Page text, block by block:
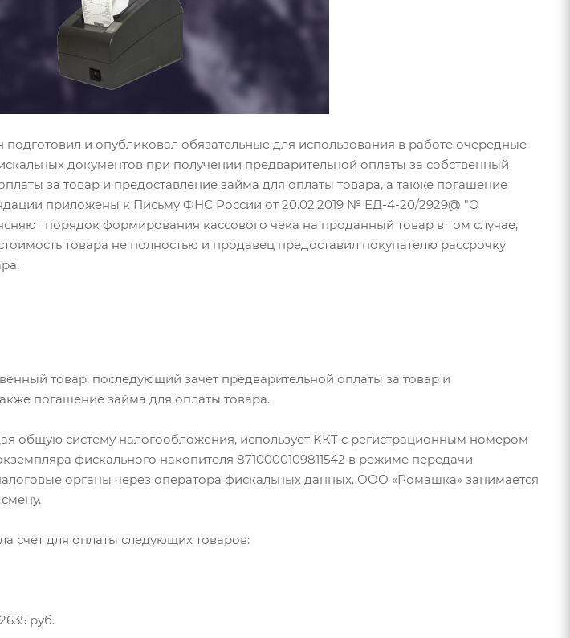
подготовил и опубликовал обязательные для использования в работе очередные
документов при получении предварительной оплаты за собственный
за товар и предоставление займа для оплаты товара, а также погашение
приложены к Письму ФНС России от 20.02.2019 № ЕД-4-20/2929@ "О
порядок формирования кассового чека на проданный товар в том случае,
товара не полностью и продавец предоставил покупателю рассрочку
товар, последующий зачет предварительной оплаты за товар и
погашение займа для оплаты товара.
общую систему налогообложения, использует ККТ с регистрационным номером
фискального накопителя 8710000109811542 в режиме передачи
органы через оператора фискальных данных. ООО «Ромашка» занимается
счет для оплаты следующих товаров:
руб.